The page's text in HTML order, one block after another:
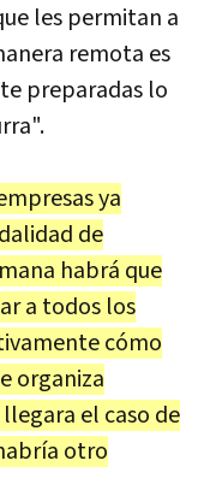
les permitan a
remota es
preparadas lo
ya
de
habrá que
a todos los
cómo
organiza
el caso de
otro